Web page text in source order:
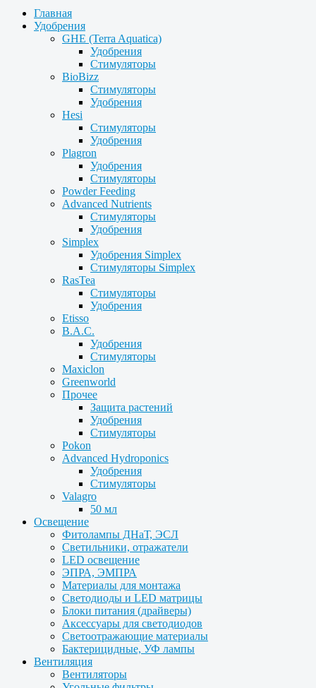
Главная
Удобрения
GHE (Terra Aquatica)
Удобрения
Стимуляторы
BioBizz
Стимуляторы
Удобрения
Hesi
Стимуляторы
Удобрения
Plagron
Удобрения
Стимуляторы
Powder Feeding
Advanced Nutrients
Стимуляторы
Удобрения
Simplex
Удобрения Simplex
Стимуляторы Simplex
RasTea
Стимуляторы
Удобрения
Etisso
B.A.C.
Удобрения
Стимуляторы
Maxiclon
Greenworld
Прочее
Защита растений
Удобрения
Стимуляторы
Pokon
Advanced Hydroponics
Удобрения
Стимуляторы
Valagro
50 мл
Освещение
Фитолампы ДНаТ, ЭСЛ
Светильники, отражатели
LED освещение
ЭПРА, ЭМПРА
Материалы для монтажа
Светодиоды и LED матрицы
Блоки питания (драйверы)
Аксессуары для светодиодов
Светоотражающие материалы
Бактерицидные, УФ лампы
Вентиляция
Вентиляторы